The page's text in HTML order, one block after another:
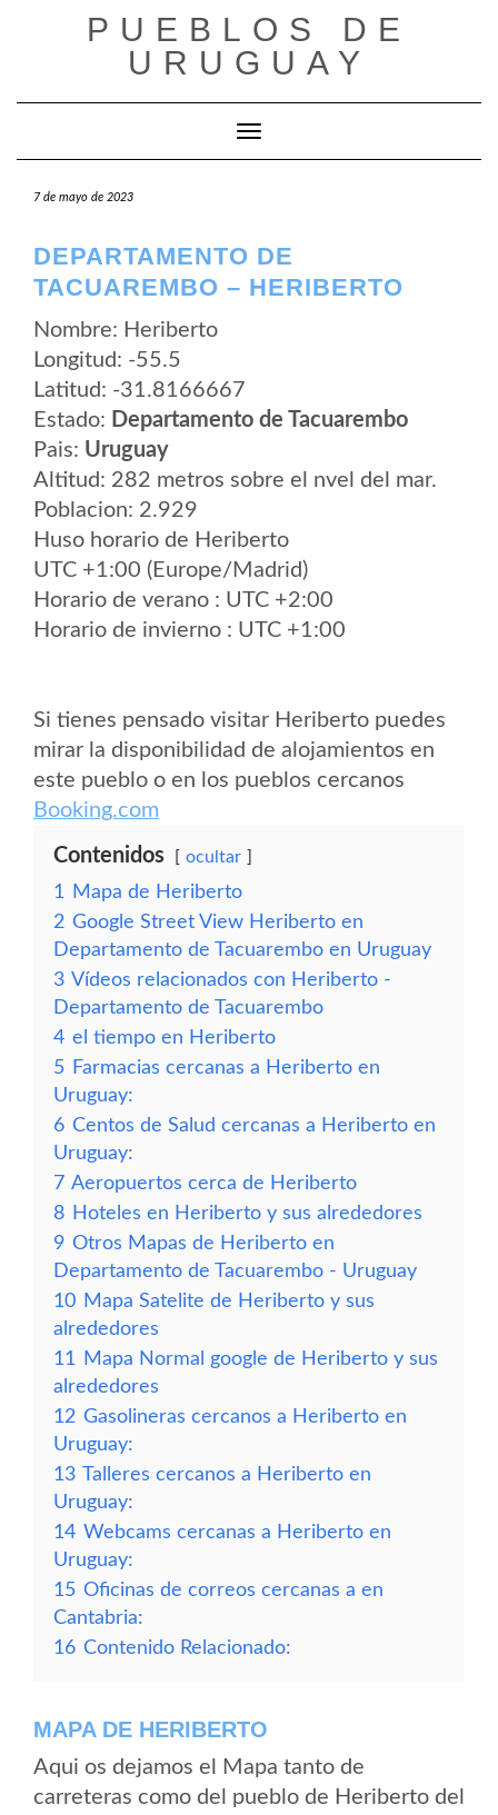
PUEBLOS DE
URUGUAY
Cambiar modo de navegación
7 de mayo de 2023
DEPARTAMENTO DE
TACUAREMBO – HERIBERTO
Nombre: Heriberto
Longitud: -55.5
Latitud: -31.8166667
Estado: Departamento de Tacuarembo
Pais: Uruguay
Altitud: 282 metros sobre el nvel del mar.
Poblacion: 2.929
Huso horario de Heriberto
UTC +1:00 (Europe/Madrid)
Horario de verano : UTC +2:00
Horario de invierno : UTC +1:00
Si tienes pensado visitar Heriberto puedes
mirar la disponibilidad de alojamientos en
este pueblo o en los pueblos cercanos
Booking.com
Contenidos ocultar
1
Mapa de Heriberto
2 Google Street View Heriberto en
Departamento de Tacuarembo en Uruguay
3 Vídeos relacionados con Heriberto -
Departamento de Tacuarembo
4 el tiempo en Heriberto
5 Farmacias cercanas a Heriberto en
Uruguay:
6 Centos de Salud cercanas a Heriberto en
Uruguay:
7 Aeropuertos cerca de Heriberto
8 Hoteles en Heriberto y sus alrededores
9 Otros Mapas de Heriberto en
Departamento de Tacuarembo - Uruguay
10 Mapa Satelite de Heriberto y sus
alrededores
11
Mapa Normal google de Heriberto y sus
alrededores
12 Gasolineras cercanos a Heriberto en
Uruguay:
13 Talleres cercanos a Heriberto en
Uruguay:
14 Webcams cercanas a Heriberto en
Uruguay:
15 Oficinas de correos cercanas a en
Cantabria:
16 Contenido Relacionado:
MAPA DE HERIBERTO
Aqui os dejamos el Mapa tanto de
carreteras como del pueblo de Heriberto del